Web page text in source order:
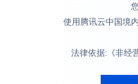
使用腾讯云中国境
法律依据:《非经